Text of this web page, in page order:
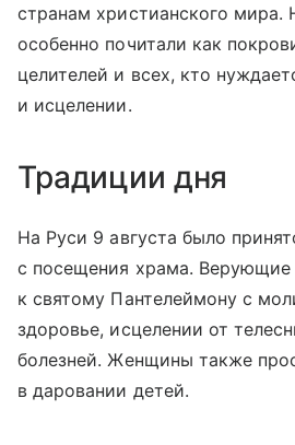
странам христианского мира.
особенно почитали как
целителей и всех, кто
и исцелении.
Традиции дня
На Руси 9 августа было
с посещения храма.
к святому Пантелеймону с
здоровье, исцелении от
болезней. Женщины также
в даровании детей.